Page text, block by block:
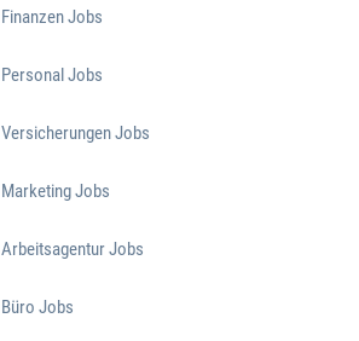
Finanzen Jobs
Personal Jobs
Versicherungen Jobs
Marketing Jobs
Arbeitsagentur Jobs
Büro Jobs